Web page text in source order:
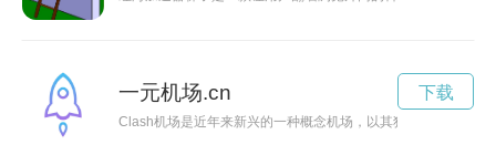
一元机场.cn
Clash机场是近年来新兴的一种概念机场，以其独特设计和舒
下载